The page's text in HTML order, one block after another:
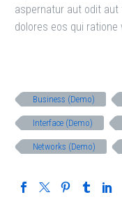
aspernatur aut odit
dolores eos qui
Business (Demo)
Interface (Demo)
Networks (Demo)